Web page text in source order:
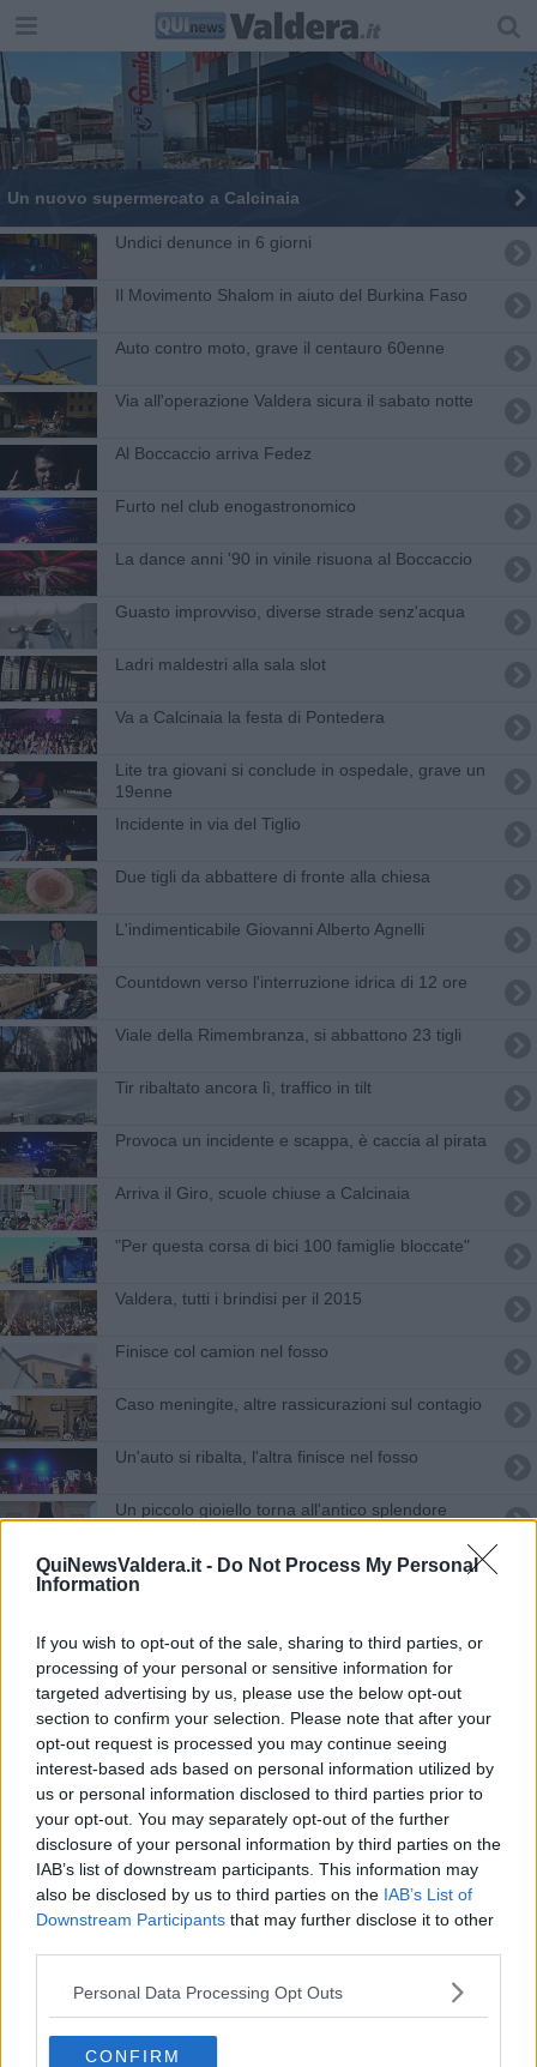
QuiNewsValdera.it - Do Not Process My Personal
Information
If you wish to opt-out of the sale, sharing to third parties, or
processing of your personal or sensitive information for
targeted advertising by us, please use the below opt-out
section to confirm your selection. Please note that after your
opt-out request is processed you may continue seeing
interest-based ads based on personal information utilized by
us or personal information disclosed to third parties prior to
your opt-out. You may separately opt-out of the further
disclosure of your personal information by third parties on the
IAB’s list of downstream participants. This information may
also be disclosed by us to third parties on the IAB’s List of
Downstream Participants that may further disclose it to other
Personal Data Processing Opt Outs
CONFIRM
Un nuovo supermercato a Calcinaia
Undici denunce in 6 giorni
Il Movimento Shalom in aiuto del Burkina Faso
Auto contro moto, grave il centauro 60enne
Via all'operazione Valdera sicura il sabato notte
Al Boccaccio arriva Fedez
Furto nel club enogastronomico
La dance anni '90 in vinile risuona al Boccaccio
Guasto improvviso, diverse strade senz'acqua
Ladri maldestri alla sala slot
​Va a Calcinaia la festa di Pontedera
Lite tra giovani si conclude in ospedale, grave un
19enne
Incidente in via del Tiglio
Due tigli da abbattere di fronte alla chiesa
L'indimenticabile Giovanni Alberto Agnelli
Countdown verso l'interruzione idrica di 12 ore
Viale della Rimembranza, si abbattono 23 tigli
Tir ribaltato ancora lì, traffico in tilt
Provoca un incidente e scappa, è caccia al pirata
Arriva il Giro, scuole chiuse a Calcinaia
"Per questa corsa di bici 100 famiglie bloccate"
Valdera, tutti i brindisi per il 2015
Finisce col camion nel fosso
​Caso meningite, altre rassicurazioni sul contagio
Un'auto si ribalta, l'altra finisce nel fosso
Un piccolo gioiello torna all'antico splendore
Due feriti in via Valdinievole Sud
​Granata, Piero Gradassi presidente
Nasce il nuovo Pontedera
Una interruzione idrica di sei ore
Due campi per far scorrazzare gli amici a 4
zampe
Senza acqua per quasi 9 ore, ecco dove
Nuove luci a led per strade e aree pubbliche
In quattro, giovanissimi, a bordo dell'auto rubata
Automezzo esce di strada e si ribalta in un fosso